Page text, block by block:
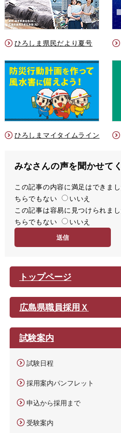
ひろしま県民だより夏号
ひろしまマイタイムライン
みなさんの声を聞かせて
満
足
度
この記事の内容に満足はできま
ちらでもない
いいえ
容
易
この記事は容易に見つけられま
ちらでもない
いいえ
トップページ
広島県職員採用Ｘ
試験案内
試験日程
採用案内パンフレット
申込から採用まで
受験案内